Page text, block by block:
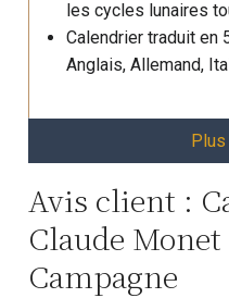
les cycles lunaires
Calendrier traduit en
Anglais, Allemand,
Avis client :
Claude Monet
Campagne